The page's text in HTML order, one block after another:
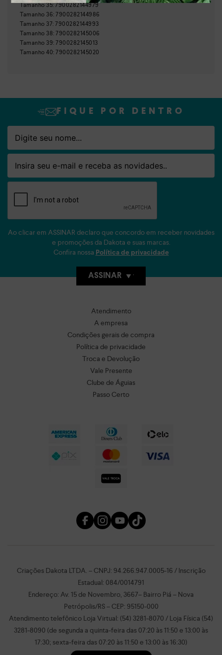
Nome
Email
Tamanho35:7900282144979
Tamanho 36:7900282144986
Tamanho 37:7900282144993
Tamanho 38:7900282145006
Tamanho 39:7900282145013
Tamanho40:7900282145020
FIQUE POR DENTRO
Nome
Email
Ao clicar em ASSINAR declaro que concordo em receber novidades
e promoções da Dakota e suas marcas.
Confira nossa Política de privacidade
ASSINAR
Atendimento
A empresa
Condições gerais de compra
Política de privacidade
Troca e Devolução
Vale Presente
Clube de Águias
Passo Certo
Criações Dakota LTDA. – CNPJ: 94.266.947.0005-16 / Inscrição
Estadual: 084/0014791
Endereço: Av. 15 de Novembro, 3667– Bairro Piá – Nova
Petrópolis/RS – CEP: 95150-000
Atendimento telefônico Loja Virtual: (54) 3281-8070 / Loja Física (54)
3281-8090 (de segunda a quinta-feira das 07:20 às 11:50 e 13:00 às
17:30; sexta-feira das 07:20 às 11:50 e 13:00 às 16:30)